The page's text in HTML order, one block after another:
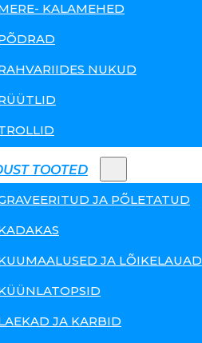
KALAMEHED
NUKUD
TOOTED
JA PÕLETATUD
JA LÕIKELAUAD
JA KARBID